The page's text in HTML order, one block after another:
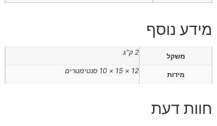
מידע נוסף
משקל 2 ק"ג
מידות 12 × 15 × 10 סנטימטרים
חוות דעת